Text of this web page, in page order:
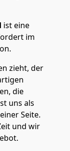
ist eine
im
zieht, der
die
uns als
Seite.
und wir